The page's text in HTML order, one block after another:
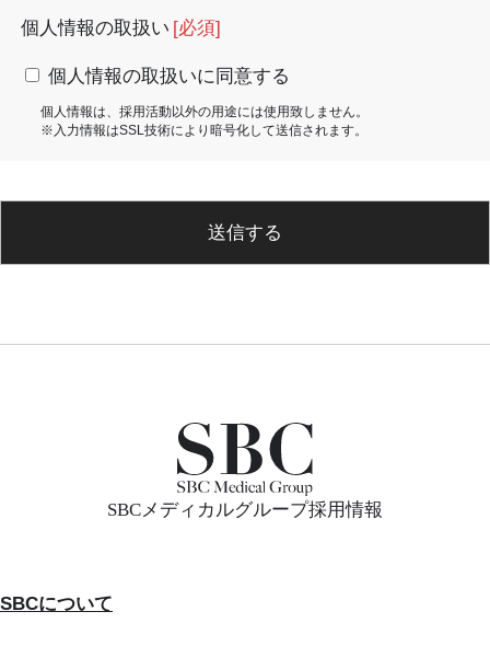
個人情報の取扱い [必須]
個人情報の取扱いに同意する
個人情報は、採用活動以外の用途には使用致しません。
※入力情報はSSL技術により暗号化して送信されます。
送信する
SBCメディカルグループ採用情報
SBCについて